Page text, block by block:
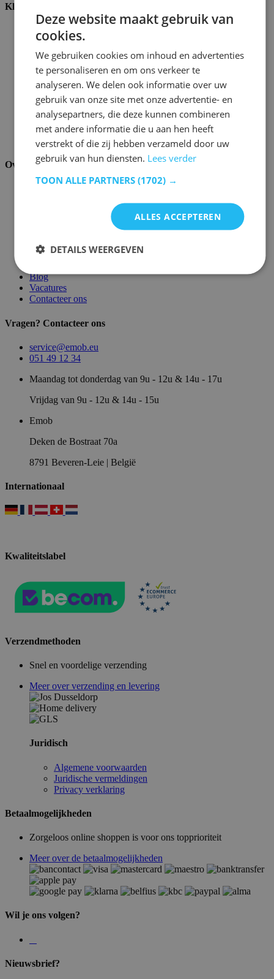
Klantenservice
Bestellen bij Emob
Betaalmogelijkheden
Verzending en levering
Service en garantie
Annuleren of retourneren
Klachten
Montagetips
Onderhoudsadvies
Wachtwoord vergeten?
FAQ
Palletopslag & Fulfilment
Over ons
Algemene voorwaarden
Juridische vermeldingen
Privacy- en cookie verklaring
Blog
Vacatures
Contacteer ons
Vragen? Contacteer ons
service@emob.eu
051 49 12 34
Maandag tot donderdag van 9u - 12u & 14u - 17u
Vrijdag van 9u - 12u & 14u - 15u
Emob
Deken de Bostraat 70a
8791 Beveren-Leie | België
Internationaal
Kwaliteitslabel
Verzendmethoden
Snel en voordelige verzending
Meer over verzending en levering
Juridisch
Algemene voorwaarden
Juridische vermeldingen
Privacy verklaring
Betaalmogelijkheden
Zorgeloos online shoppen is voor ons topprioriteit
Meer over de betaalmogelijkheden
Wil je ons volgen?
Nieuwsbrief?
Deze website maakt gebruik van
cookies.
We gebruiken cookies om inhoud en advertenties
te personaliseren en om ons verkeer te
analyseren. We delen ook informatie over uw
gebruik van onze site met onze advertentie- en
analysepartners, die deze kunnen combineren
met andere informatie die u aan hen heeft
verstrekt of die zij hebben verzameld door uw
gebruik van hun diensten. Lees verder
TOON ALLE PARTNERS (1702) →
ALLES ACCEPTEREN
DETAILS WEERGEVEN